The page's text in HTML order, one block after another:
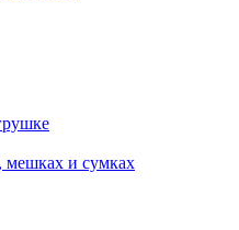
мешках и сумках